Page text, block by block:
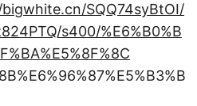
SQQ74syBtOI/
s400/%E6%B0%B